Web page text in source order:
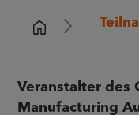
Veranstalter des
Manufacturing